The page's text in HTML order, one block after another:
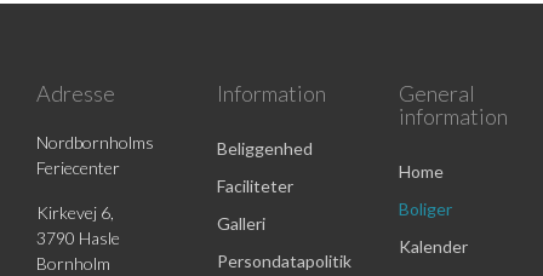
Adresse
Nordbornholms
Feriecenter
Kirkevej 6,
3790 Hasle
Bornholm
Information
Beliggenhed
Faciliteter
Galleri
Persondatapolitik
General
information
Home
Boliger
Kalender